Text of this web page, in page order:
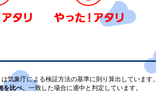
気象庁による検証方法の基準に則り算出しています。
比べ、 一致した場合に適中と判定しています。